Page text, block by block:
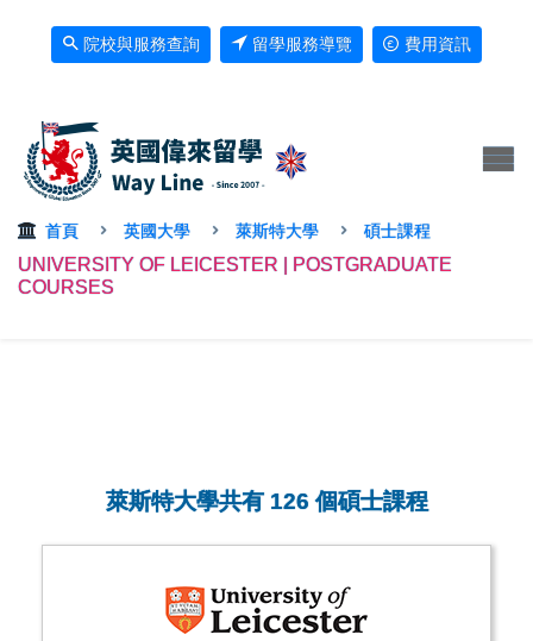
院校與服務查詢 留學服務導覽 費用資訊
首頁 英國大學 萊斯特大學 碩士課程
UNIVERSITY OF LEICESTER | POSTGRADUATE
COURSES
萊斯特大學共有 126 個碩士課程